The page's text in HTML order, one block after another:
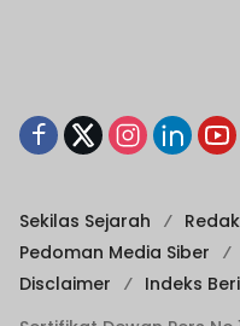
Sekilas Sejarah
Pedoman Media Siber
Disclaimer
Indeks